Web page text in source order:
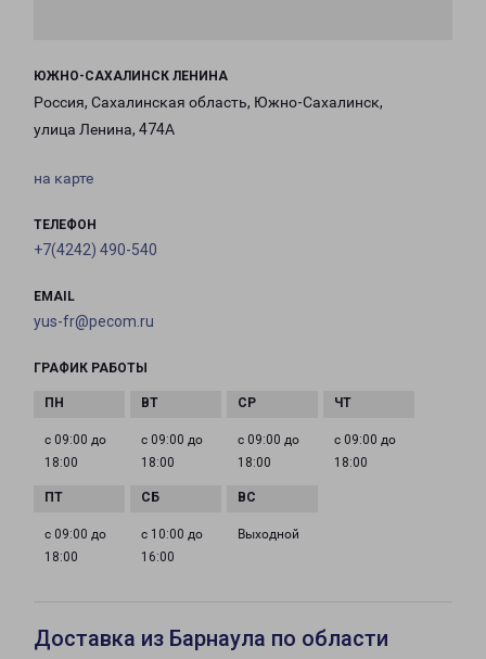
ЮЖНО-САХАЛИНСК ЛЕНИНА
Россия, Сахалинская область, Южно-Сахалинск,
улица Ленина, 474А
на карте
ТЕЛЕФОН
+7(4242) 490-540
EMAIL
yus-fr@pecom.ru
ГРАФИК РАБОТЫ
с 09:00 до
18:00
с 09:00 до
18:00
с 09:00 до
18:00
с 09:00 до
18:00
с 09:00 до
18:00
с 10:00 до
16:00
Выходной
Доставка из Барнаула по области